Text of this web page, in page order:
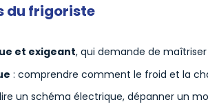
du frigoriste
et exigeant, qui demande de
: comprendre comment le froid et la
un schéma électrique, dépanner un